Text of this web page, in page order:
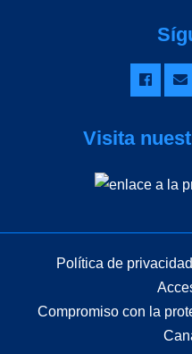
Visita
Política de privacidad
Compromiso con la